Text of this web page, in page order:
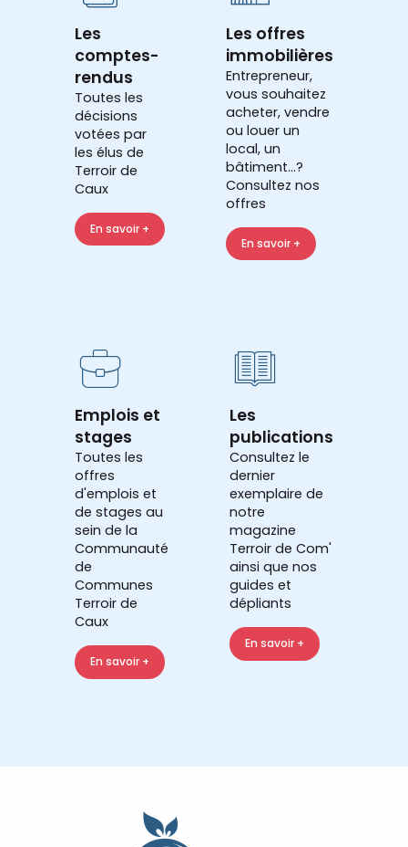
Les
comptes-
rendus
Toutes les
décisions
votées par
les élus de
Terroir de
Caux
En savoir +
Les offres
immobilières
Entrepreneur,
vous souhaitez
acheter, vendre
ou louer un
local, un
bâtiment...?
Consultez nos
offres
En savoir +
Emplois et
stages
Toutes les
offres
d'emplois et
de stages au
sein de la
Communauté
de
Communes
Terroir de
Caux
En savoir +
Les
publications
Consultez le
dernier
exemplaire de
notre
magazine
Terroir de Com'
ainsi que nos
guides et
dépliants
En savoir +